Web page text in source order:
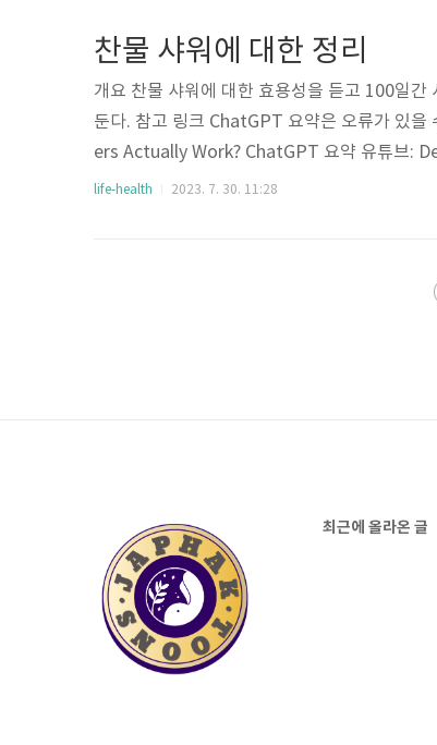
식 사이트 53만원..
찬물 샤워에 대한 정리
개요 찬물 샤워에 대한 효용성을 듣고 100일간
둔다. 참고 링크 ChatGPT 요약은 오류가 있
ers Actually Work? ChatGPT 요약 유튜브:
HT ChatGPT 요약 유튜브: The Proper Way
life-health 2023. 7. 30. 11:28
최근에 올라온 글